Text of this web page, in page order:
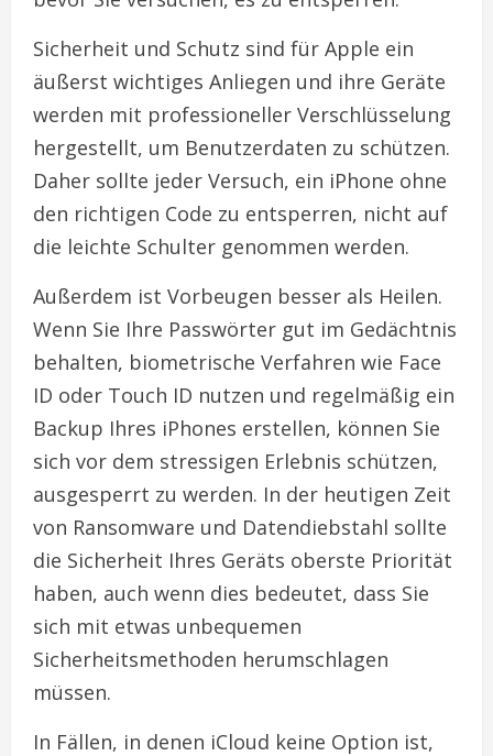
Sicherheit und Schutz sind für Apple ein
äußerst wichtiges Anliegen und ihre Geräte
werden mit professioneller Verschlüsselung
hergestellt, um Benutzerdaten zu schützen.
Daher sollte jeder Versuch, ein iPhone ohne
den richtigen Code zu entsperren, nicht auf
die leichte Schulter genommen werden.
Außerdem ist Vorbeugen besser als Heilen.
Wenn Sie Ihre Passwörter gut im Gedächtnis
behalten, biometrische Verfahren wie Face
ID oder Touch ID nutzen und regelmäßig ein
Backup Ihres iPhones erstellen, können Sie
sich vor dem stressigen Erlebnis schützen,
ausgesperrt zu werden. In der heutigen Zeit
von Ransomware und Datendiebstahl sollte
die Sicherheit Ihres Geräts oberste Priorität
haben, auch wenn dies bedeutet, dass Sie
sich mit etwas unbequemen
Sicherheitsmethoden herumschlagen
müssen.
In Fällen, in denen iCloud keine Option ist,